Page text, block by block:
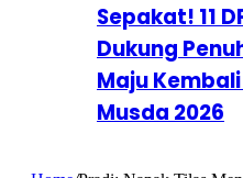
Sepakat! 11
Dukung
Maju
Musda 2026